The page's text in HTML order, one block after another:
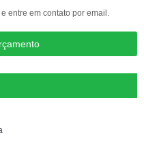
e entre em contato por email.